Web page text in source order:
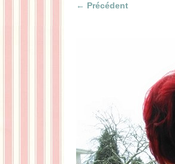
← Précédent